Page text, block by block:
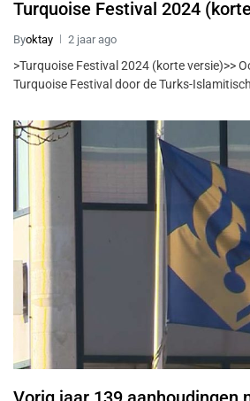
Turquoise Festival 2024
Byoktay 2 jaar ago
>Turquoise Festival 2024 (korte versie)>>
Turquoise Festival door de Turks-